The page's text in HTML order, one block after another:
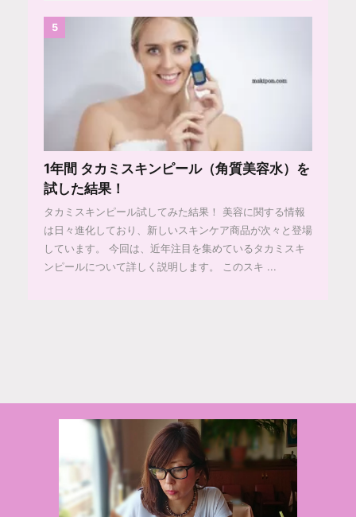
5
1年間 タカミスキンピール（角質美容水）を
試した結果！
タカミスキンピール試してみた結果！ 美容に関する情報
は日々進化しており、新しいスキンケア商品が次々と登場
しています。 今回は、近年注目を集めているタカミスキ
ンピールについて詳しく説明します。 このスキ ...